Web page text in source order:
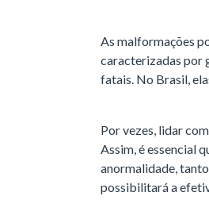
As malformações
caracterizadas por
fatais. No Brasil,
Por vezes, lidar
Assim, é essencial
anormalidade,
possibilitará a